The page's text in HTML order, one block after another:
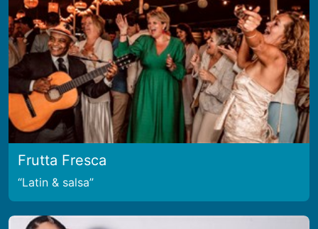
Frutta Fresca
Latin & salsa